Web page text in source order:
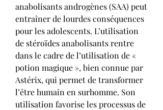
anabolisants androgènes (SAA) peut
entraîner de lourdes conséquences
pour les adolescents. L’utilisation
de stéroïdes anabolisants rentre
dans le cadre de l’utilisation de «
potion magique », bien connue par
Astérix, qui permet de transformer
l’être humain en surhomme. Son
utilisation favorise les processus de